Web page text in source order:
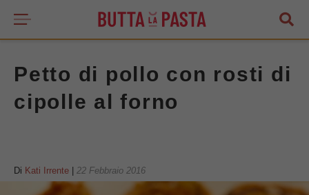
Petto di pollo con rosti di
cipolle al forno
Di Kati Irrente 22 Febbraio 2016